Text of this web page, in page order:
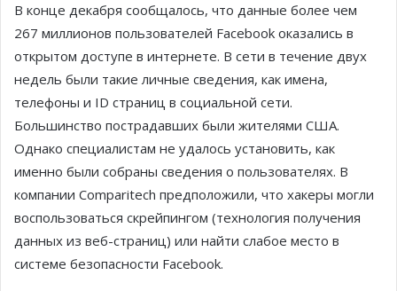
В конце декабря сообщалось, что данные более чем
267 миллионов пользователей Facebook оказались в
открытом доступе в интернете. В сети в течение двух
недель были такие личные сведения, как имена,
телефоны и ID страниц в социальной сети.
Большинство пострадавших были жителями США.
Однако специалистам не удалось установить, как
именно были собраны сведения о пользователях. В
компании Comparitech предположили, что хакеры могли
воспользоваться скрейпингом (технология получения
данных из веб-страниц) или найти слабое место в
системе безопасности Facebook.